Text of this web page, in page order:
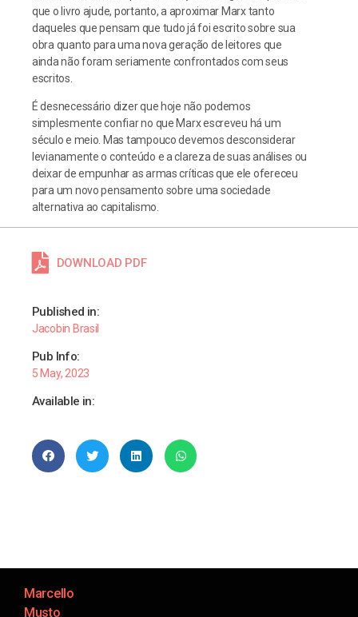
que o livro ajude, portanto, a aproximar Marx tanto
daqueles que pensam que tudo já foi escrito sobre sua
obra quanto para uma nova geração de leitores que
ainda não foram seriamente confrontados com seus
escritos.
É desnecessário dizer que hoje não podemos
simplesmente confiar no que Marx escreveu há um
século e meio. Mas tampouco devemos desconsiderar
levianamente o conteúdo e a clareza de suas análises ou
deixar de empunhar as armas críticas que ele ofereceu
para um novo pensamento sobre uma sociedade
alternativa ao capitalismo.
DOWNLOAD PDF
Published in:
Jacobin Brasil
Pub Info:
5 May, 2023
Available in:
Marcello
Musto